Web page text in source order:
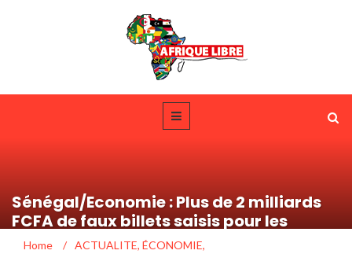
Sénégal/Economie : Plus de 2 milliards
FCFA de faux billets saisis pour les
services douaniers
Home / ACTUALITE, ÉCONOMIE,